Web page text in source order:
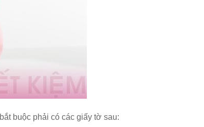
bắt buộc phải có các giấy tờ sau: